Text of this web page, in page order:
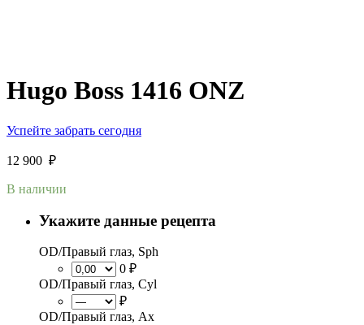
Hugo Boss 1416 ONZ
Успейте забрать сегодня
12 900 ₽
В наличии
Укажите данные рецепта
OD/Правый глаз, Sph
0 ₽
OD/Правый глаз, Cyl
₽
OD/Правый глаз, Ax